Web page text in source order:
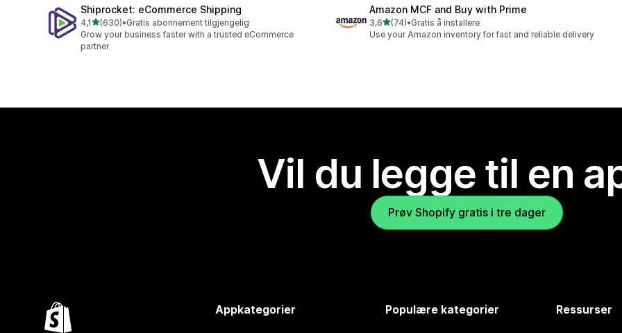
Shiprocket: eCommerce Shipping
4,1av 5 stjerner
(630)
Totalt 630 omtaler
•Gratis abonnement tilgjengelig
Grow your business faster with a trusted eCommerce
partner
Amazon MCF and Buy with Prime
3,6av 5 stjerner
(74)
Totalt 74 omtaler
•Gratis å installere
Use your Amazon inventory for fast and reliable delivery
Vil du legge til en
Prøv Shopify gratis i tre dager
Appkategorier Populære kategorier Ressurser